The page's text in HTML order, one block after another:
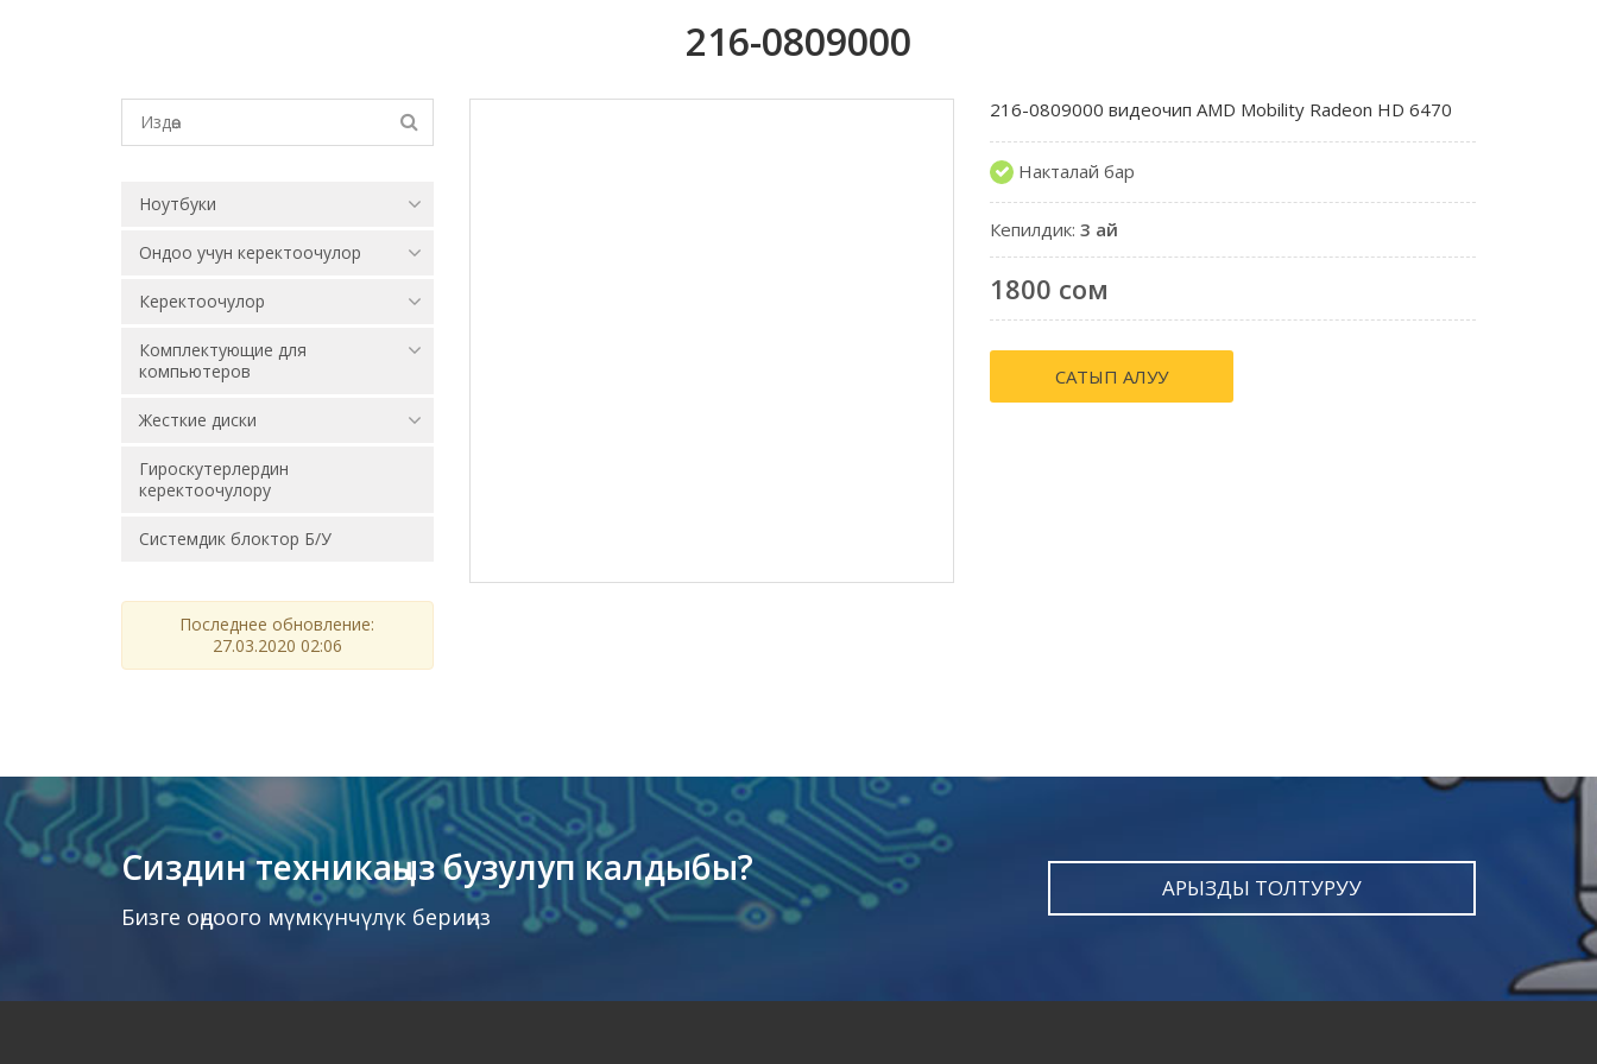
216-0809000
Ноутбуки
Ондоо учун керектоочулор
Керектоочулор
Комплектующие для
компьютеров
Жесткие диски
Гироскутерлердин
керектоочулору
Системдик блоктор Б/У
Последнее обновление:
27.03.2020 02:06
216-0809000 видеочип AMD Mobility Radeon HD 6470
Накталай бар
Кепилдик:3 ай
1800 сом
САТЫП АЛУУ
Сиздин техникаңыз бузулуп калдыбы?
Бизге оңдоого мүмкүнчүлүк бериңиз
АРЫЗДЫ ТОЛТУРУУ